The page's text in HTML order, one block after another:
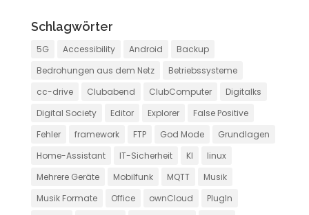
Schlagwörter
5G Accessibility Android
Backup
Bedrohungen aus dem Netz
Betriebssysteme
cc-drive
Clubabend ClubComputer
Digitalks
Digital Society
Editor Explorer
False Positive
Fehler
framework FTP God Mode
Grundlagen
Home-Assistant
IT-Sicherheit KI
linux
Mehrere Geräte
Mobilfunk MQTT
Musik
Musik Formate
Office ownCloud
PlugIn